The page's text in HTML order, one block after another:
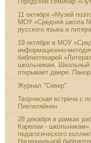
11 октября «Музей
МОУ «Средняя школа №
русского языка и
19 октября в МОУ
информационно-
библиотекарей
школьникам. Школьный
открывает двери.
Журнал "Север"
Творческая встреча с
Пиетиляйнен
28 декабря в рамках
Карелии - школьникам»
педагогического
Национальной